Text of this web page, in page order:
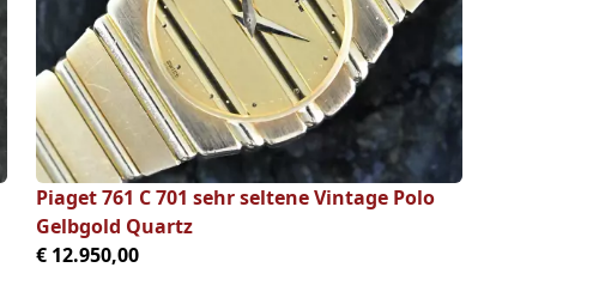
Piaget 761 C 701 sehr seltene Vintage Polo
Gelbgold Quartz
€ 12.950,00